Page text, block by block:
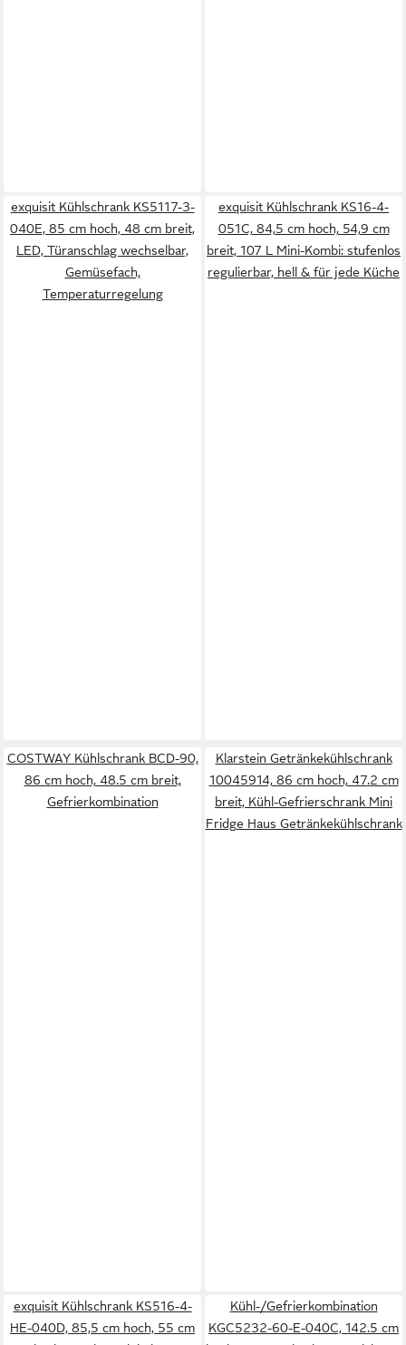
exquisit Kühlschrank KS5117-3-
040E, 85 cm hoch, 48 cm breit,
LED, Türanschlag wechselbar,
Gemüsefach,
Temperaturregelung
exquisit Kühlschrank KS16-4-
051C, 84,5 cm hoch, 54,9 cm
breit, 107 L Mini-Kombi: stufenlos
regulierbar, hell & für jede Küche
COSTWAY Kühlschrank BCD-90,
86 cm hoch, 48.5 cm breit,
Gefrierkombination
Klarstein Getränkekühlschrank
10045914, 86 cm hoch, 47.2 cm
breit, Kühl-Gefrierschrank Mini
Fridge Haus Getränkekühlschrank
exquisit Kühlschrank KS516-4-
HE-040D, 85,5 cm hoch, 55 cm
Kühl-/Gefrierkombination
KGC5232-60-E-040C, 142.5 cm